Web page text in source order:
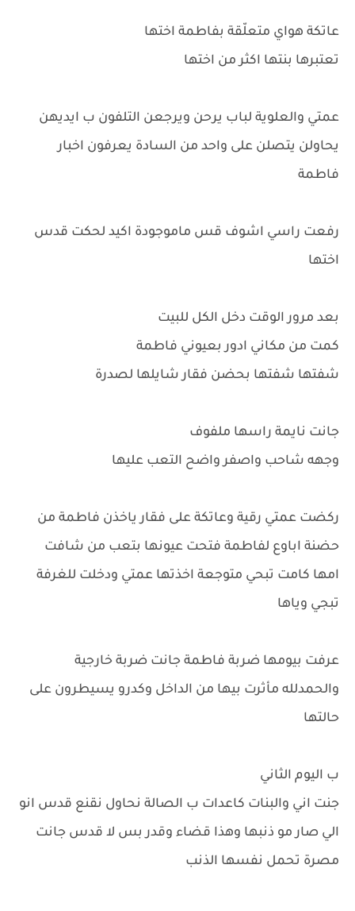
عاتكة هواي متعلّقة بفاطمة اختها
تعتبرها بنتها اكثر من اختها
عمتي والعلوية لباب يرحن ويرجعن التلفون ب ايديهن
يحاولن يتصلن على واحد من السادة يعرفون اخبار
فاطمة
رفعت راسي اشوف قس ماموجودة اكيد لحكت قدس
اختها
بعد مرور الوقت دخل الكل للبيت
كمت من مكاني ادور بعيوني فاطمة
شفتها شفتها بحضن فقار شايلها لصدرة
جانت نايمة راسها ملفوف
وجهه شاحب واصفر واضح التعب عليها
ركضت عمتي رقية وعاتكة على فقار ياخذن فاطمة من
حضنة اباوع لفاطمة فتحت عيونها بتعب من شافت
امها كامت تبحي متوجعة اخذتها عمتي ودخلت للغرفة
تبجي وياها
عرفت بيومها ضربة فاطمة جانت ضربة خارجية
والحمدلله مأثرت بيها من الداخل وكدرو يسيطرون على
حالتها
ب اليوم الثاني
جنت اني والبنات كاعدات ب الصالة نحاول نقنع قدس انو
الي صار مو ذنبها وهذا قضاء وقدر بس لا قدس جانت
مصرة تحمل نفسها الذنب